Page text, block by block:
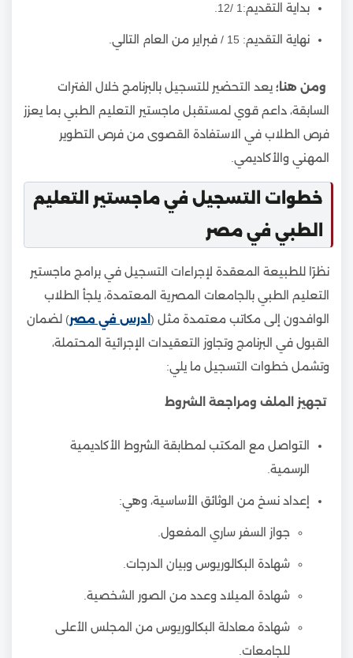
بداية التقديم:1 /12.
نهاية التقديم: 15 / فبراير من العام التالي.
ومن هنا؛ يعد التحضير للتسجيل بالبرنامج خلال الفترات
السابقة، داعم قوي لمستقبل ماجستير التعليم الطبي بما يعزز
فرص الطلاب في الاستفادة القصوى من فرص التطوير
المهني والأكاديمي.
خطوات التسجيل في ماجستير التعليم
الطبي في مصر
نظرًا للطبيعة المعقدة لإجراءات التسجيل في برامج ماجستير
التعليم الطبي بالجامعات المصرية المعتمدة، يلجأ الطلاب
الوافدون إلى مكاتب معتمدة مثل ( ادرس في مصر) لضمان
القبول في البرنامج وتجاوز التعقيدات الإجرائية المحتملة،
وتشمل خطوات التسجيل ما يلي:
تجهيز الملف ومراجعة الشروط
التواصل مع المكتب لمطابقة الشروط الأكاديمية
الرسمية.
إعداد نسخ من الوثائق الأساسية، وهي:
جواز السفر ساري المفعول.
شهادة البكالوريوس وبيان الدرجات.
شهادة الميلاد وعدد من الصور الشخصية.
شهادة معادلة البكالوريوس من المجلس الأعلى
للجامعات.